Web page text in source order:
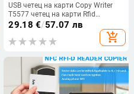
USB четец на карти Copy Writer
T5577 четец на карти Rfid
копирна машина 125 Khz
Em4305 Tag Programmer Burner
Home Security Контрол на
29.18 €/57.07 лв
add_shopping_cart